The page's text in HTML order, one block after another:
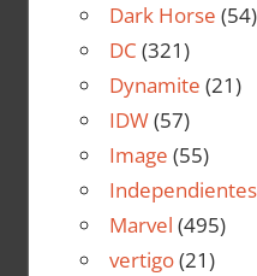
Dark Horse (54)
DC (321)
Dynamite (21)
IDW(57)
Image (55)
Independientes
Marvel (495)
vertigo(21)